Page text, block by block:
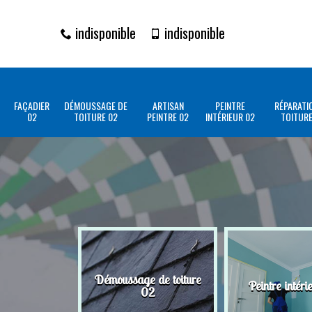
indisponible indisponible
FAÇADIER
02
DÉMOUSSAGE DE
TOITURE 02
ARTISAN
PEINTRE 02
PEINTRE
INTÉRIEUR 02
Démoussage de toiture
02 Peintre